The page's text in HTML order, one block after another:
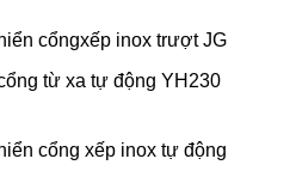
cổngxếp inox trượt JG
từ xa tự động YH230
cổng xếp inox tự động